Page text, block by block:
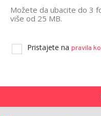
Možete da ubacite do 3
više od 25 MB.
Pristajete na pravila